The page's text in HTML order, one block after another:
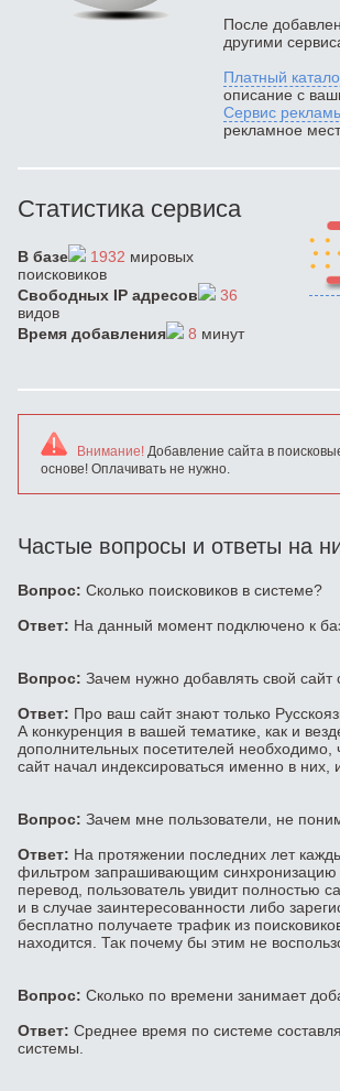
После
другими
Платный
описание с
Сервис
рекламное
Статистика сервиса
В базе 1932 мировых
поисковиков
Свободных IP адресов
36
видов
Время добавления
8 минут
Внимание! Добавление сайта в
основе! Оплачивать не нужно.
Частые вопросы и ответы на
Вопрос: Сколько поисковиков в системе?
Ответ: На данный момент подключено к
Вопрос: Зачем нужно добавлять свой сайт
Ответ: Про ваш сайт знают только
А конкуренция в вашей тематике, как и
дополнительных посетителей
сайт начал индексироваться именно в них,
Вопрос: Зачем мне пользователи, не
Ответ: На протяжении последних лет
фильтром запрашивающим синхронизацию
перевод, пользователь увидит полностью
и в случае заинтересованности либо
бесплатно получаете трафик из
находится. Так почему бы этим не
Вопрос: Сколько по времени занимает
Ответ: Среднее время по системе
системы.